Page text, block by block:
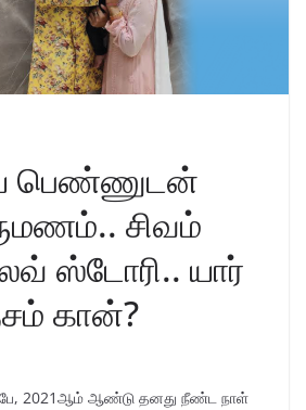
பெண்ணுடன்
சிவம்
ஸ்டோரி.. யார்
கான்?
2021ஆம் ஆண்டு தனது நீண்ட நாள்